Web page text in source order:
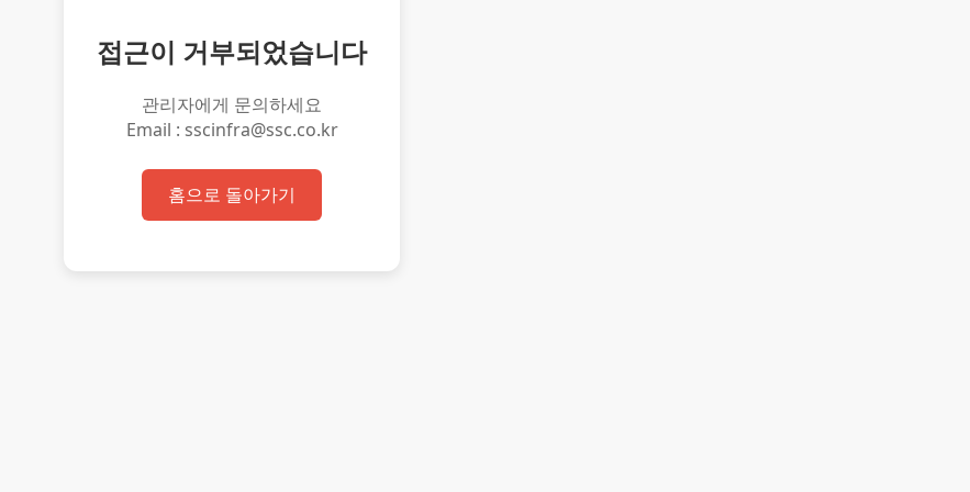
접근이 거부되었습니다
관리자에게 문의하세요
Email : sscinfra@ssc.co.kr
홈으로 돌아가기